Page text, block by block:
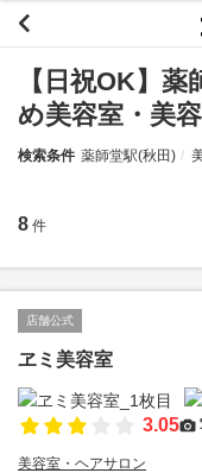
【日祝OK】
め美容室・美
検索条件 薬師堂駅(秋田)
8 件
店舗公式
ヱミ美容室
3.05
美容室・ヘアサロン